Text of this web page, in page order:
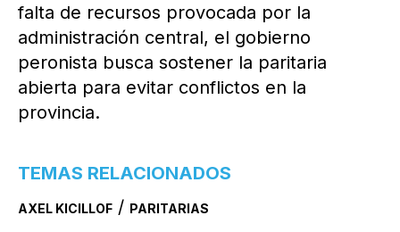
falta de recursos provocada por la
administración central, el gobierno
peronista busca sostener la paritaria
abierta para evitar conflictos en la
provincia.
TEMAS RELACIONADOS
AXEL KICILLOF / PARITARIAS